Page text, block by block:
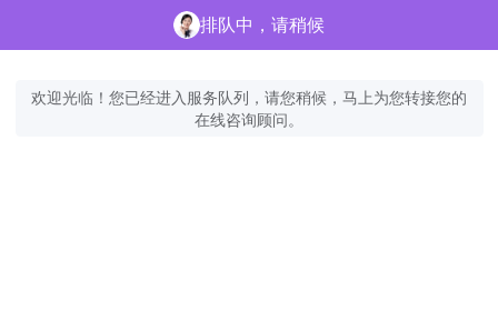
排队中，请稍候
欢迎光临！您已经进入服务队列，请您稍候，马上为您转接您的
在线咨询顾问。